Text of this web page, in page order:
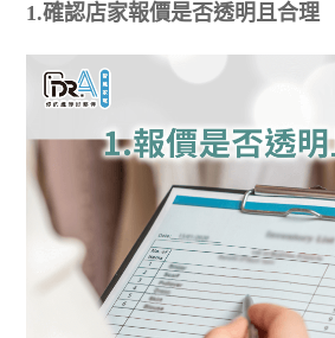
1.確認店家報價是否透明且合理